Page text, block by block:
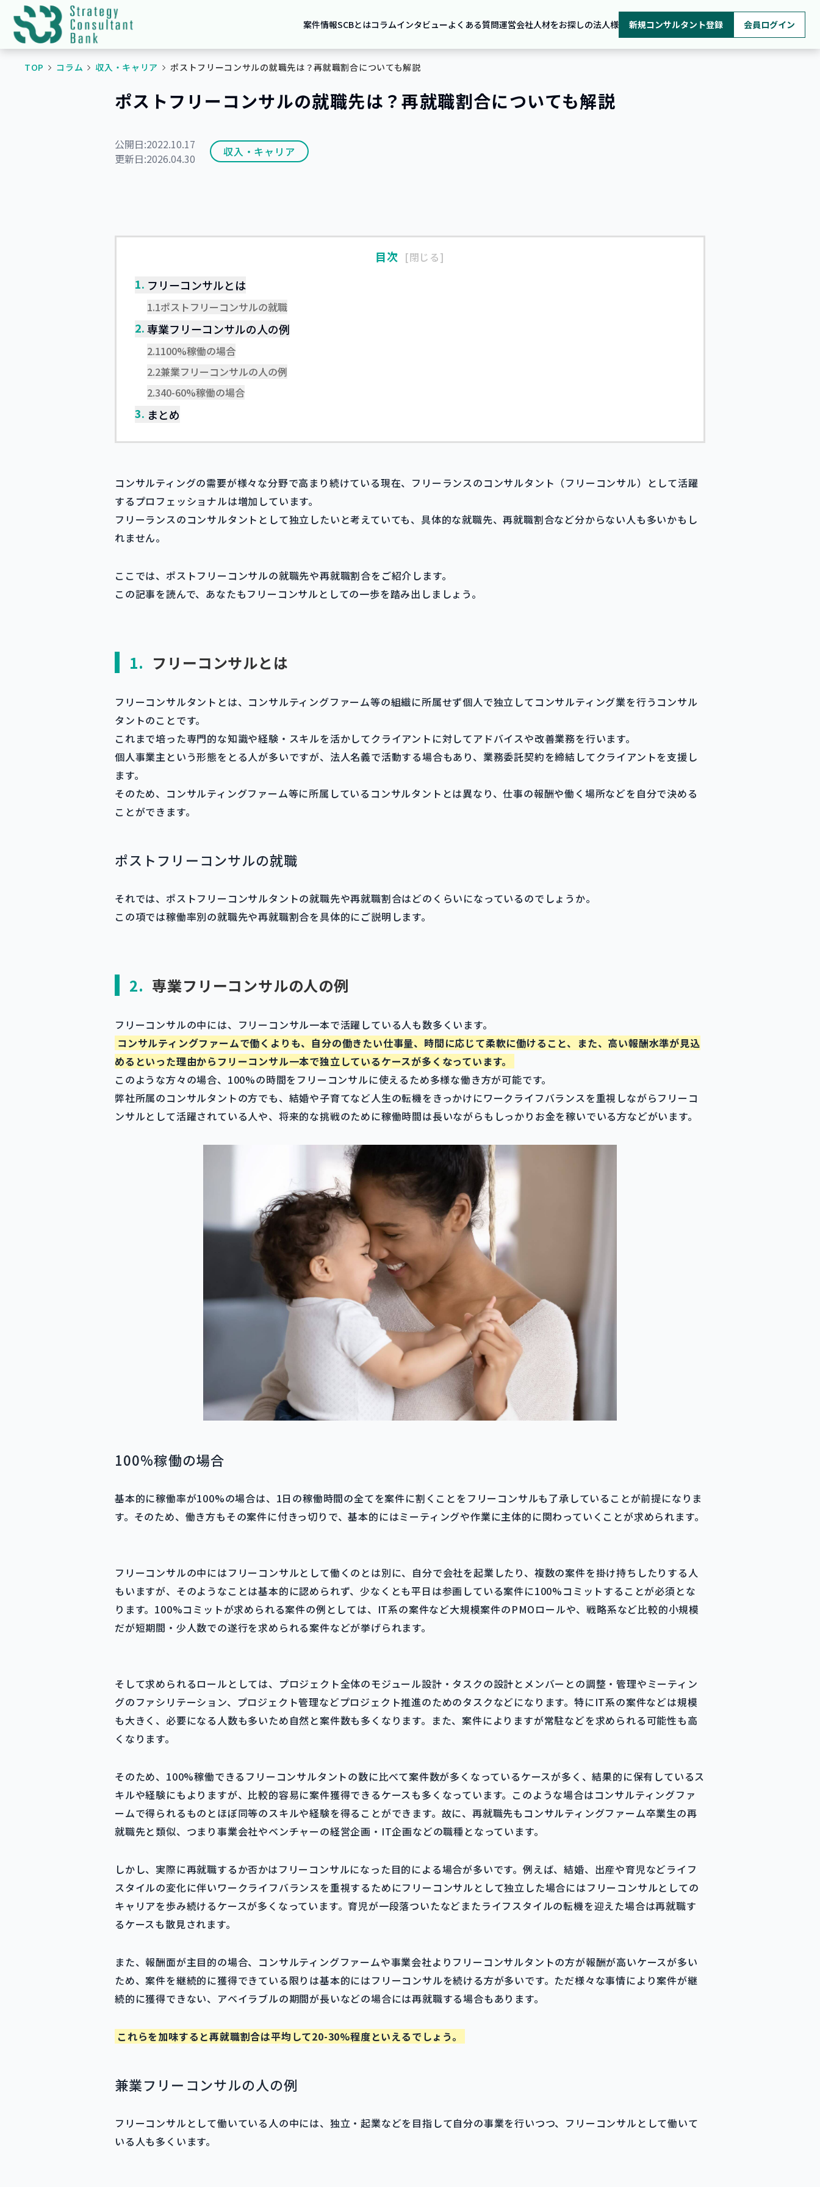
案件情報SCBとはコラムインタビューよくある質問運営会社人材をお探しの法人様 新規コンサルタント登録 会員ログイン
TOP コラム 収入・キャリア ポストフリーコンサルの就職先は？再就職割合についても解説
ポストフリーコンサルの就職先は？再就職割合についても解説
公開日:2022.10.17
更新日:2026.04.30 収入・キャリア
目次 閉じる
1. フリーコンサルとは
1.1ポストフリーコンサルの就職
2.専業フリーコンサルの人の例
2.1100%稼働の場合
2.2兼業フリーコンサルの人の例
2.340-60%稼働の場合
3. まとめ
コンサルティングの需要が様々な分野で高まり続けている現在、フリーランスのコンサルタント（フリーコンサル）として活躍
するプロフェッショナルは増加しています。
フリーランスのコンサルタントとして独立したいと考えていても、具体的な就職先、再就職割合など分からない人も多いかもし
れません。
ここでは、ポストフリーコンサルの就職先や再就職割合をご紹介します。
この記事を読んで、あなたもフリーコンサルとしての一歩を踏み出しましょう。
1. フリーコンサルとは
フリーコンサルタントとは、コンサルティングファーム等の組織に所属せず個人で独立してコンサルティング業を行うコンサル
タントのことです。
これまで培った専門的な知識や経験・スキルを活かしてクライアントに対してアドバイスや改善業務を行います。
個人事業主という形態をとる人が多いですが、法人名義で活動する場合もあり、業務委託契約を締結してクライアントを支援し
ます。
そのため、コンサルティングファーム等に所属しているコンサルタントとは異なり、仕事の報酬や働く場所などを自分で決める
ことができます。
ポストフリーコンサルの就職
それでは、ポストフリーコンサルタントの就職先や再就職割合はどのくらいになっているのでしょうか。
この項では稼働率別の就職先や再就職割合を具体的にご説明します。
2. 専業フリーコンサルの人の例
フリーコンサルの中には、フリーコンサル一本で活躍している人も数多くいます。
コンサルティングファームで働くよりも、自分の働きたい仕事量、時間に応じて柔軟に働けること、また、高い報酬水準が見込
めるといった理由からフリーコンサル一本で独立しているケースが多くなっています。
このような方々の場合、100%の時間をフリーコンサルに使えるため多様な働き方が可能です。
弊社所属のコンサルタントの方でも、結婚や子育てなど人生の転機をきっかけにワークライフバランスを重視しながらフリーコ
ンサルとして活躍されている人や、将来的な挑戦のために稼働時間は長いながらもしっかりお金を稼いでいる方などがいます。
100%稼働の場合
基本的に稼働率が100%の場合は、1日の稼働時間の全てを案件に割くことをフリーコンサルも了承していることが前提になりま
す。そのため、働き方もその案件に付きっ切りで、基本的にはミーティングや作業に主体的に関わっていくことが求められます。
フリーコンサルの中にはフリーコンサルとして働くのとは別に、自分で会社を起業したり、複数の案件を掛け持ちしたりする人
もいますが、そのようなことは基本的に認められず、少なくとも平日は参画している案件に100%コミットすることが必須とな
ります。100%コミットが求められる案件の例としては、IT系の案件など大規模案件のPMOロールや、戦略系など比較的小規模
だが短期間・少人数での遂行を求められる案件などが挙げられます。
そして求められるロールとしては、プロジェクト全体のモジュール設計・タスクの設計とメンバーとの調整・管理やミーティン
グのファシリテーション、プロジェクト管理などプロジェクト推進のためのタスクなどになります。特にIT系の案件などは規模
も大きく、必要になる人数も多いため自然と案件数も多くなります。また、案件によりますが常駐などを求められる可能性も高
くなります。
そのため、100%稼働できるフリーコンサルタントの数に比べて案件数が多くなっているケースが多く、結果的に保有しているス
キルや経験にもよりますが、比較的容易に案件獲得できるケースも多くなっています。このような場合はコンサルティングファ
ームで得られるものとほぼ同等のスキルや経験を得ることができます。故に、再就職先もコンサルティングファーム卒業生の再
就職先と類似、つまり事業会社やベンチャーの経営企画・IT企画などの職種となっています。
しかし、実際に再就職するか否かはフリーコンサルになった目的による場合が多いです。例えば、結婚、出産や育児などライフ
スタイルの変化に伴いワークライフバランスを重視するためにフリーコンサルとして独立した場合にはフリーコンサルとしての
キャリアを歩み続けるケースが多くなっています。育児が一段落ついたなどまたライフスタイルの転機を迎えた場合は再就職す
るケースも散見されます。
また、報酬面が主目的の場合、コンサルティングファームや事業会社よりフリーコンサルタントの方が報酬が高いケースが多い
ため、案件を継続的に獲得できている限りは基本的にはフリーコンサルを続ける方が多いです。ただ様々な事情により案件が継
続的に獲得できない、アベイラブルの期間が長いなどの場合には再就職する場合もあります。
これらを加味すると再就職割合は平均して20-30%程度といえるでしょう。
兼業フリーコンサルの人の例
フリーコンサルとして働いている人の中には、独立・起業などを目指して自分の事業を行いつつ、フリーコンサルとして働いて
いる人も多くいます。